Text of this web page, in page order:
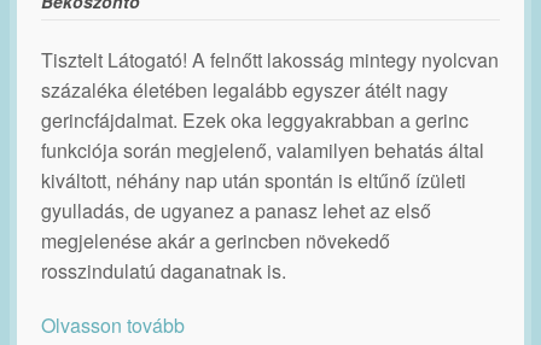
Tisztelt Látogató! A felnőtt lakosság mintegy nyolcvan
százaléka életében legalább egyszer átélt nagy
gerincfájdalmat. Ezek oka leggyakrabban a gerinc
funkciója során megjelenő, valamilyen behatás által
kiváltott, néhány nap után spontán is eltűnő ízületi
gyulladás, de ugyanez a panasz lehet az első
megjelenése akár a gerincben növekedő
rosszindulatú daganatnak is.
Olvasson tovább